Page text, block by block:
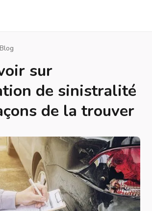
Blog
sur
de sinistralité
de la trouver